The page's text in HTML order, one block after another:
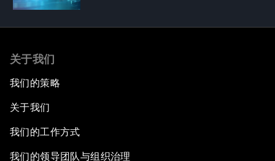
关于我们
我们的策略
关于我们
我们的工作方式
我们的领导团队与组织治理